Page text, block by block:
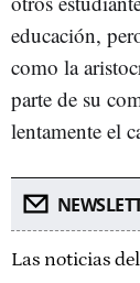
educación,
como la
parte de su
lentamente el
Las noticias